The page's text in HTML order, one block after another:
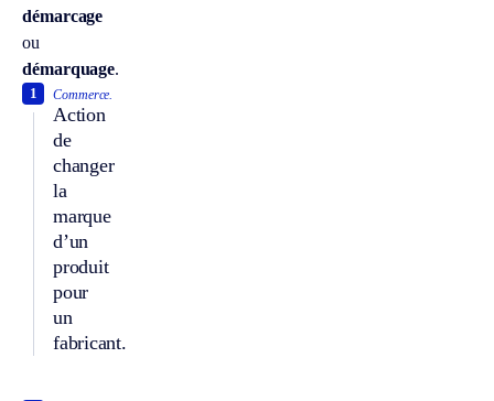
démarcage
ou
démarquage.
Commerce.
Action
de
changer
la
marque
d’un
produit
pour
un
fabricant.
1